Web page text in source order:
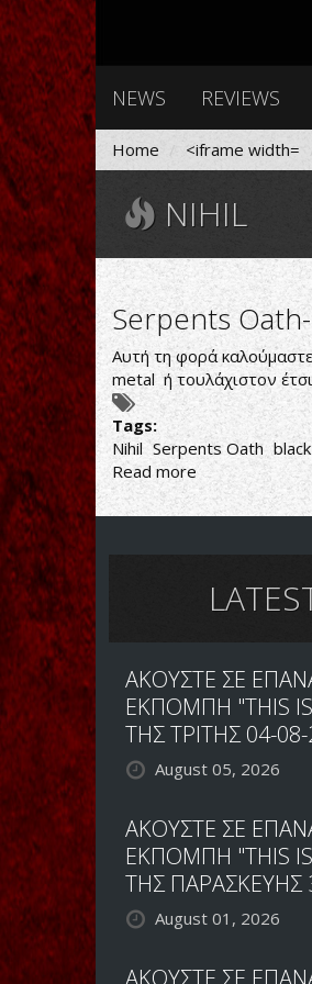
NEWS REVIEWS
Home <iframe width=
NIHIL
Serpents
Αυτή τη φορά
metal ή τουλάχιστον
Tags:
Nihil Serpents Oath
Read more about
Serpents
Oath-
ΑΚΟΥΣΤΕ ΣΕ
ΕΚΠΟΜΠΗ "THIS IS
ΤΗΣ ΤΡΙΤΗΣ 04-
August 05, 2026
ΑΚΟΥΣΤΕ ΣΕ
ΕΚΠΟΜΠΗ "THIS IS
ΤΗΣ ΠΑΡΑΣΚΕΥΗΣ
August 01, 2026
ΑΚΟΥΣΤΕ ΣΕ